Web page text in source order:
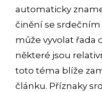
automaticky
činění se
může vyvolat řada
některé jsou
toto téma blíže
článku. Příznaky